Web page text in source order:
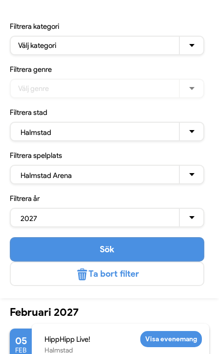
Filtrera kategori
Välj kategori
Filtrera genre
Välj genre
Filtrera stad
Halmstad
Filtrera spelplats
Halmstad Arena
Filtrera år
2027
Sök
Ta bort filter
Februari 2027
05
FEB
HippHipp Live!
Halmstad
Visa evenemang